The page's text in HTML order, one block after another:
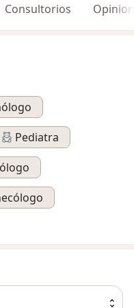
Consultorios
Pediatra